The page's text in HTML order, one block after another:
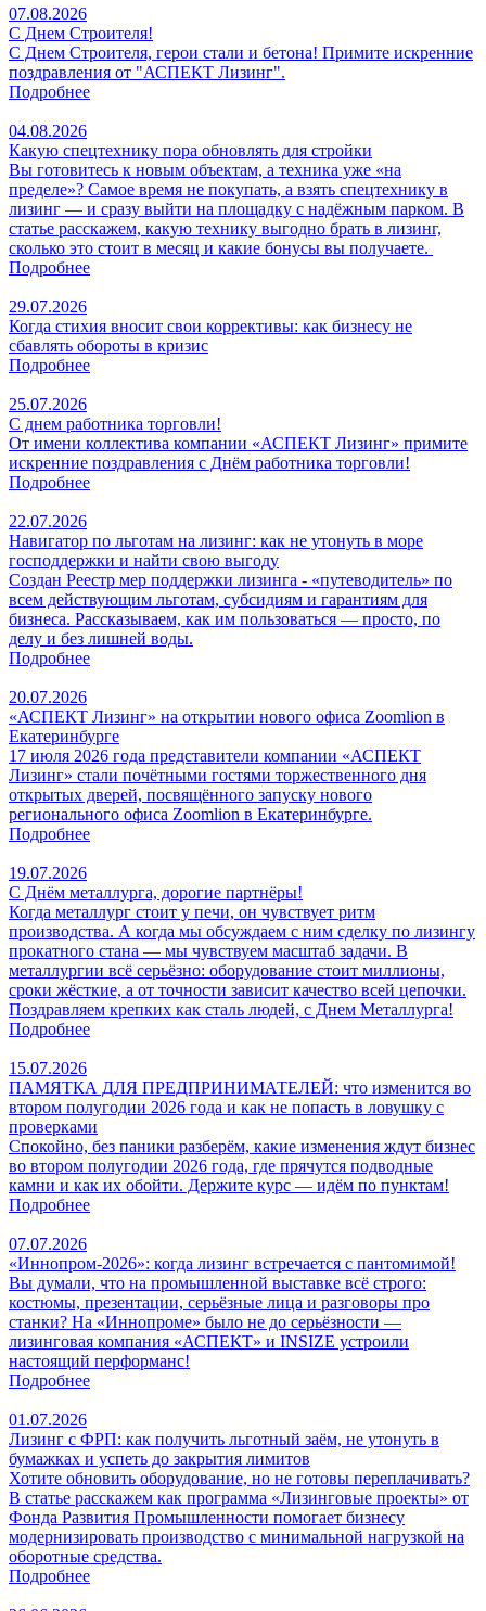
07.08.2026
С Днем Строителя!
С Днем Строителя, герои стали и бетона! Примите искренние
поздравления от "АСПЕКТ Лизинг".
Подробнее
04.08.2026
Какую спецтехнику пора обновлять для стройки
Вы готовитесь к новым объектам, а техника уже «на
пределе»? Самое время не покупать, а взять спецтехнику в
лизинг — и сразу выйти на площадку с надёжным парком. В
статье расскажем, какую технику выгодно брать в лизинг,
сколько это стоит в месяц и какие бонусы вы получаете.
Подробнее
29.07.2026
Когда стихия вносит свои коррективы: как бизнесу не
сбавлять обороты в кризис
Подробнее
25.07.2026
С днем работника торговли!
От имени коллектива компании «АСПЕКТ Лизинг» примите
искренние поздравления с Днём работника торговли!
Подробнее
22.07.2026
Навигатор по льготам на лизинг: как не утонуть в море
господдержки и найти свою выгоду
Создан Реестр мер поддержки лизинга - «путеводитель» по
всем действующим льготам, субсидиям и гарантиям для
бизнеса. Рассказываем, как им пользоваться — просто, по
делу и без лишней воды.
Подробнее
20.07.2026
«АСПЕКТ Лизинг» на открытии нового офиса Zoomlion в
Екатеринбурге
17 июля 2026 года представители компании «АСПЕКТ
Лизинг» стали почётными гостями торжественного дня
открытых дверей, посвящённого запуску нового
регионального офиса Zoomlion в Екатеринбурге.
Подробнее
19.07.2026
С Днём металлурга, дорогие партнёры!
Когда металлург стоит у печи, он чувствует ритм
производства. А когда мы обсуждаем с ним сделку по лизингу
прокатного стана — мы чувствуем масштаб задачи. В
металлургии всё серьёзно: оборудование стоит миллионы,
сроки жёсткие, а от точности зависит качество всей цепочки.
Поздравляем крепких как сталь людей, с Днем Металлурга!
Подробнее
15.07.2026
ПАМЯТКА ДЛЯ ПРЕДПРИНИМАТЕЛЕЙ: что изменится во
втором полугодии 2026 года и как не попасть в ловушку с
проверками
Спокойно, без паники разберём, какие изменения ждут бизнес
во втором полугодии 2026 года, где прячутся подводные
камни и как их обойти. Держите курс — идём по пунктам!
Подробнее
07.07.2026
«Иннопром-2026»: когда лизинг встречается с пантомимой!
Вы думали, что на промышленной выставке всё строго:
костюмы, презентации, серьёзные лица и разговоры про
станки? На «Иннопроме» было не до серьёзности —
лизинговая компания «АСПЕКТ» и INSIZE устроили
настоящий перформанс!
Подробнее
01.07.2026
Лизинг с ФРП: как получить льготный заём, не утонуть в
бумажках и успеть до закрытия лимитов
Хотите обновить оборудование, но не готовы переплачивать?
В статье расскажем как программа «Лизинговые проекты» от
Фонда Развития Промышленности помогает бизнесу
модернизировать производство с минимальной нагрузкой на
оборотные средства.
Подробнее